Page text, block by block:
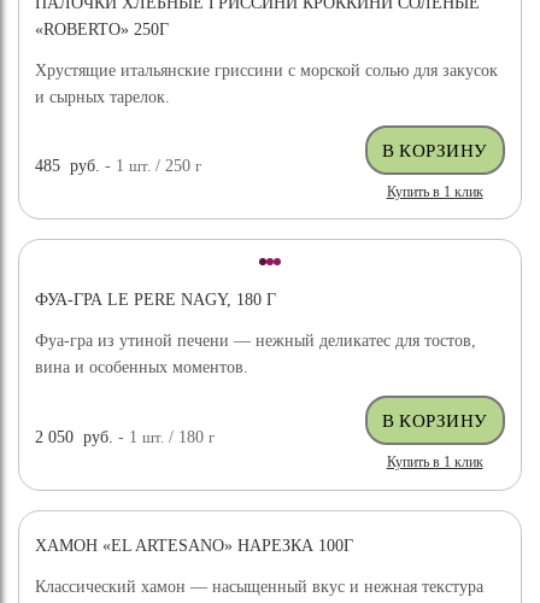
«ROBERTO» 250Г
Хрустящие итальянские гриссини с морской солью для закусок
и сырных тарелок.
485 руб. - 1шт. / 250г
Купить в 1 клик
ФУА-ГРА LE PERE NAGY, 180 Г
Фуа-гра из утиной печени — нежный деликатес для тостов,
вина и особенных моментов.
2 050 руб. - 1шт. / 180г
Купить в 1 клик
ХАМОН «EL ARTESANO» НАРЕЗКА 100Г
Классический хамон — насыщенный вкус и нежная текстура